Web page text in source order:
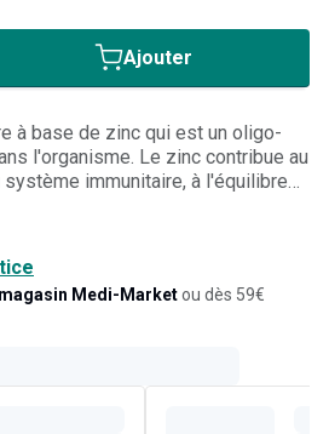
Ajouter
à base de zinc qui est un oligo-
l'organisme. Le zinc contribue au
immunitaire, à l'équilibre
résistants, mais aussi dans le
a sélectionné du zinc sous
ainsi une
La formule ne se dissout pas
Medi-Marketou dès 59€